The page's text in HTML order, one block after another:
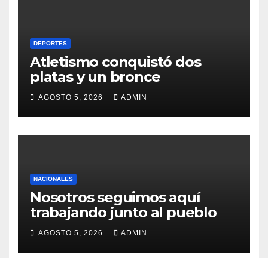
DEPORTES
Atletismo conquistó dos
platas y un bronce
AGOSTO 5, 2026 ADMIN
NACIONALES
Nosotros seguimos aquí
trabajando junto al pueblo
AGOSTO 5, 2026 ADMIN